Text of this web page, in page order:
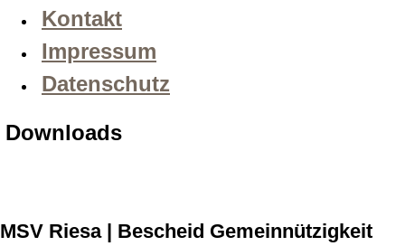
Kontakt
Impressum
Datenschutz
Downloads
MSV Riesa | Bescheid Gemeinnützigkeit